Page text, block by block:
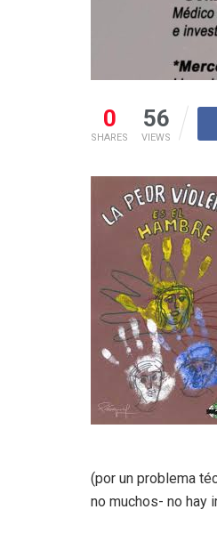
0
SHARES
56
VIEWS
(por un problema
no muchos- no hay